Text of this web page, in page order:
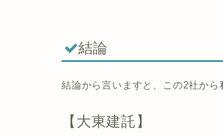
結論
結論から言いますと、この2社から
【大東建託】